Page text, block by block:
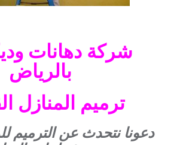
شركة دهانات
بالرياض
ترميم المنازل
دعونا نتحدث عن الترميم